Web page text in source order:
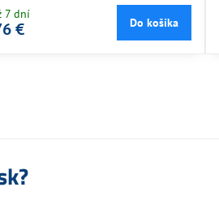
7 dní
€ Do košíka